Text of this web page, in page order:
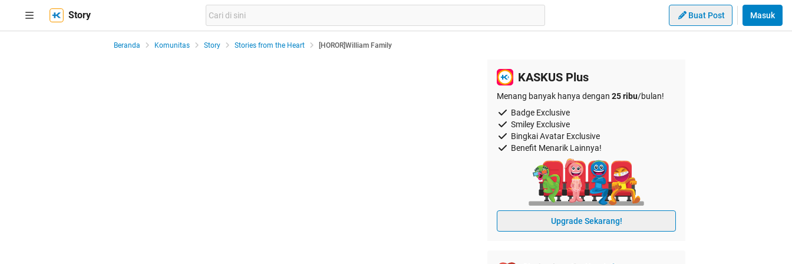
Story Buat Post Masuk
Beranda Komunitas Story Stories from the Heart [HOROR]William Family
KASKUS Plus
Menang banyak hanya dengan 25 ribu/bulan!
Badge Exclusive
Smiley Exclusive
Bingkai Avatar Exclusive
Benefit Menarik Lainnya!
Upgrade Sekarang!